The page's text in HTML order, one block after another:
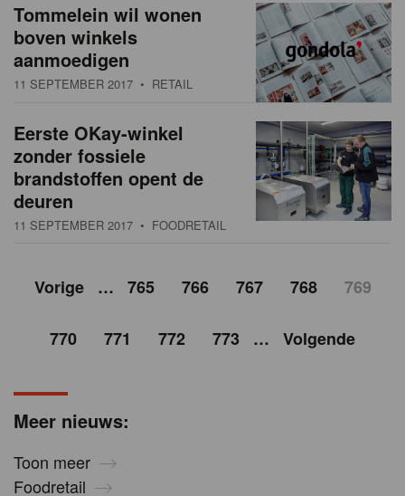
Meer nieuws:
Toon meer
Foodretail
Tommelein wil wonen
boven winkels
aanmoedigen
11 SEPTEMBER 2017 • RETAIL
Eerste OKay-winkel
zonder fossiele
brandstoffen opent de
deuren
11 SEPTEMBER 2017 • FOODRETAIL
Vorige … 765 766 767 768 769
770 771 772 773 … Volgende